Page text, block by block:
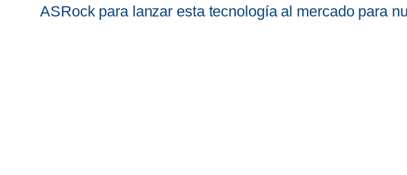
ASRock para lanzar esta tecnología al mercado para